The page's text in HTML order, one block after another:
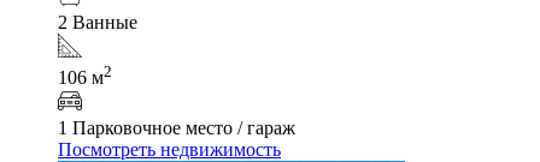
2 Ванные
106 м2
1 Парковочное место / гараж
Посмотреть недвижимость